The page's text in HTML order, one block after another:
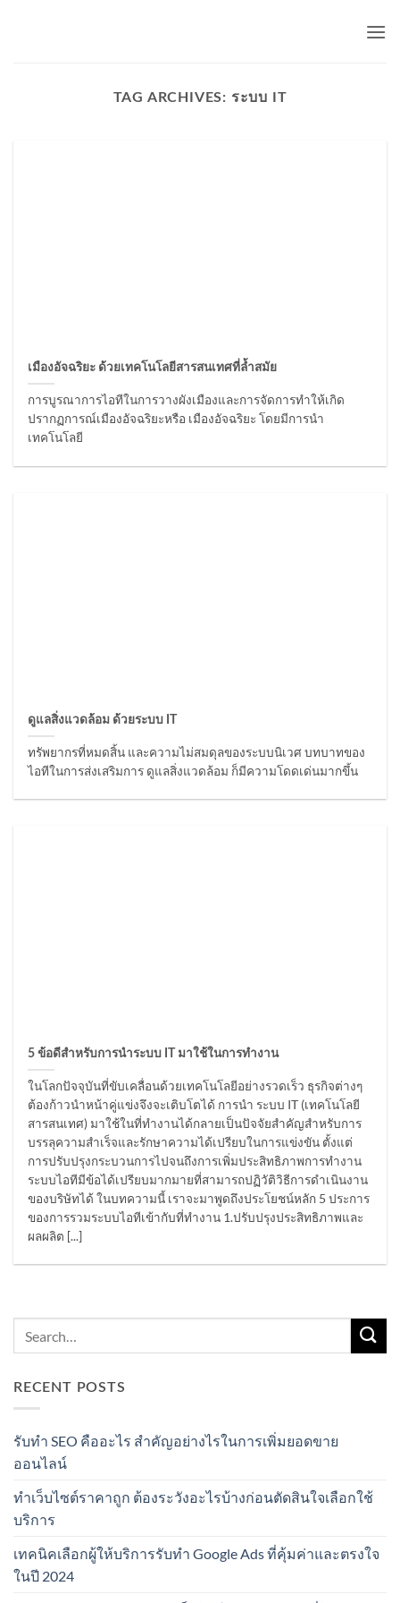
TAG ARCHIVES: ระบบ IT
เมืองอัจฉริยะ ด้วยเทคโนโลยีสารสนเทศที่ล้ำสมัย
การบูรณาการไอทีในการวางผังเมืองและการจัดการทำให้เกิด
ปรากฏการณ์เมืองอัจฉริยะหรือ เมืองอัจฉริยะ โดยมีการนำ
เทคโนโลยี
ดูแลสิ่งแวดล้อม ด้วยระบบ IT
ทรัพยากรที่หมดสิ้น และความไม่สมดุลของระบบนิเวศ บทบาทของ
ไอทีในการส่งเสริมการ ดูแลสิ่งแวดล้อม ก็มีความโดดเด่นมากขึ้น
5 ข้อดีสำหรับการนำระบบ IT มาใช้ในการทำงาน
ในโลกปัจจุบันที่ขับเคลื่อนด้วยเทคโนโลยีอย่างรวดเร็ว ธุรกิจต่างๆ
ต้องก้าวนำหน้าคู่แข่งจึงจะเติบโตได้ การนำ ระบบ IT (เทคโนโลยี
สารสนเทศ) มาใช้ในที่ทำงานได้กลายเป็นปัจจัยสำคัญสำหรับการ
บรรลุความสำเร็จและรักษาความได้เปรียบในการแข่งขัน ตั้งแต่
การปรับปรุงกระบวนการไปจนถึงการเพิ่มประสิทธิภาพการทำงาน
ระบบไอทีมีข้อได้เปรียบมากมายที่สามารถปฏิวัติวิธีการดำเนินงาน
ของบริษัทได้ ในบทความนี้ เราจะมาพูดถึงประโยชน์หลัก 5 ประการ
ของการรวมระบบไอทีเข้ากับที่ทำงาน 1.ปรับปรุงประสิทธิภาพและ
ผลผลิต [...]
RECENT POSTS
รับทำ SEO คืออะไร สำคัญอย่างไรในการเพิ่มยอดขาย
ออนไลน์
ทำเว็บไซต์ราคาถูก ต้องระวังอะไรบ้างก่อนตัดสินใจเลือกใช้
บริการ
เทคนิคเลือกผู้ให้บริการรับทำ Google Ads ที่คุ้มค่าและตรงใจ
ในปี 2024